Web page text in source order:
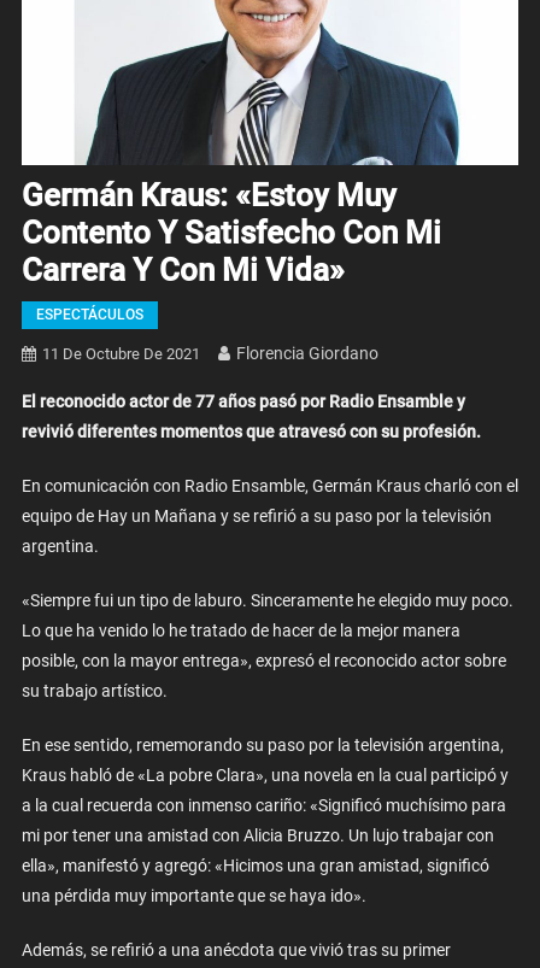
Germán Kraus: «Estoy Muy
Contento Y Satisfecho Con Mi
Carrera Y Con Mi Vida»
ESPECTÁCULOS
11 De Octubre De 2021 Florencia Giordano
El reconocido actor de 77 años pasó por Radio Ensamble y
revivió diferentes momentos que atravesó con su profesión.
En comunicación con Radio Ensamble, Germán Kraus charló con el
equipo de Hay un Mañana y se refirió a su paso por la televisión
argentina.
«Siempre fui un tipo de laburo. Sinceramente he elegido muy poco.
Lo que ha venido lo he tratado de hacer de la mejor manera
posible, con la mayor entrega», expresó el reconocido actor sobre
su trabajo artístico.
En ese sentido, rememorando su paso por la televisión argentina,
Kraus habló de «La pobre Clara», una novela en la cual participó y
a la cual recuerda con inmenso cariño: «Significó muchísimo para
mi por tener una amistad con Alicia Bruzzo. Un lujo trabajar con
ella», manifestó y agregó: «Hicimos una gran amistad, significó
una pérdida muy importante que se haya ido».
Además, se refirió a una anécdota que vivió tras su primer